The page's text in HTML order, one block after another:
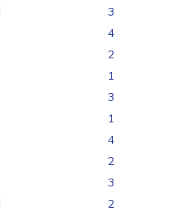
3
4
2
1
3
1
4
2
3
2